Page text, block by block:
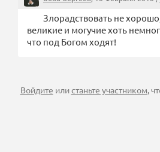
Злорадствовать не
великие и могучие хоть
что под Богом ходят!
Войдите илистаньте участником,